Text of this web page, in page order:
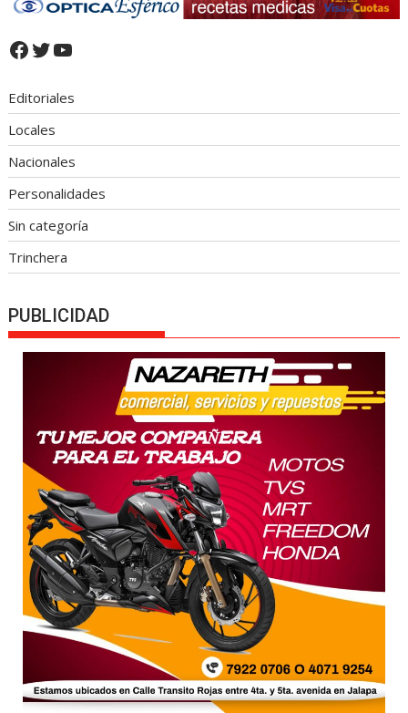
Facebook
Twitter
YouTube
Editoriales
Locales
Nacionales
Personalidades
Sin categoría
Trinchera
PUBLICIDAD